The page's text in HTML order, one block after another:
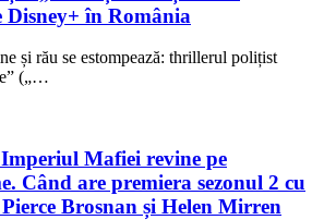
Disney+ în România
și rău se estompează: thrillerul polițist
(„…
Mafiei revine pe
Când are premiera sezonul 2 cu
Brosnan și Helen Mirren